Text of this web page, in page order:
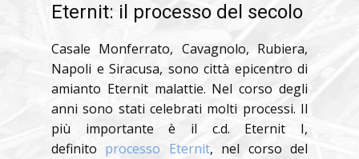
Eternit: il processo del secolo
Casale Monferrato, Cavagnolo, Rubiera,
Napoli e Siracusa, sono città epicentro di
amianto Eternit malattie. Nel corso degli
anni sono stati celebrati molti processi. Il
più importante è il c.d. Eternit I,
definito processo Eternit, nel corso del